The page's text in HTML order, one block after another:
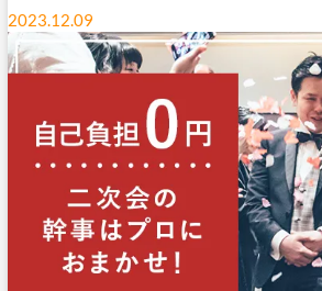
2023.12.09